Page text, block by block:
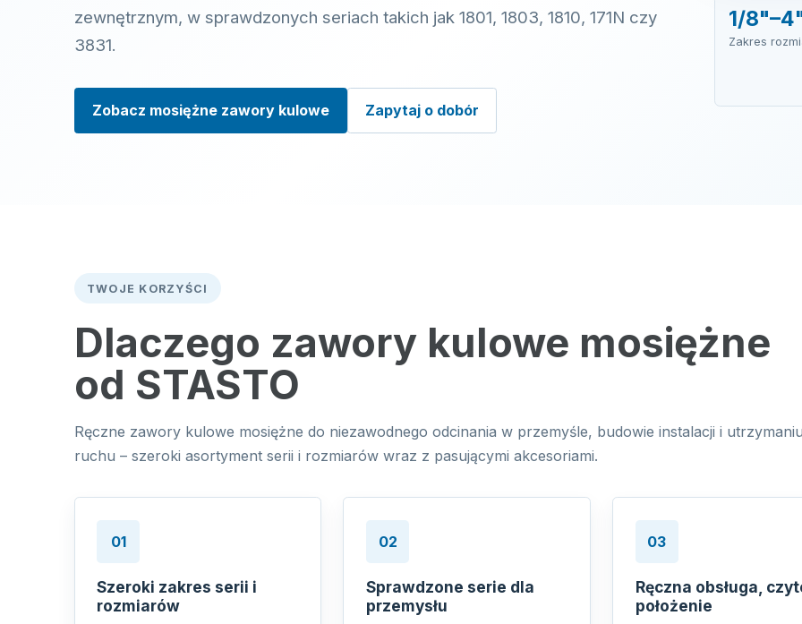
zewnętrznym, w sprawdzonych seriach takich jak 1801, 1803, 1810, 171N czy
3831.
Zobacz mosiężne zawory kulowe Zapytaj o dobór
1/
Zakres
TWOJE KORZYŚCI
Dlaczego zawory kulowe mosiężne
od STASTO
Ręczne zawory kulowe mosiężne do niezawodnego odcinania w przemyśle, budowie instalacji i
ruchu – szeroki asortyment serii i rozmiarów wraz z pasującymi akcesoriami.
01
Szeroki zakres serii i
rozmiarów
02
Sprawdzone serie dla
przemysłu
03
Ręczna obsługa,
położenie